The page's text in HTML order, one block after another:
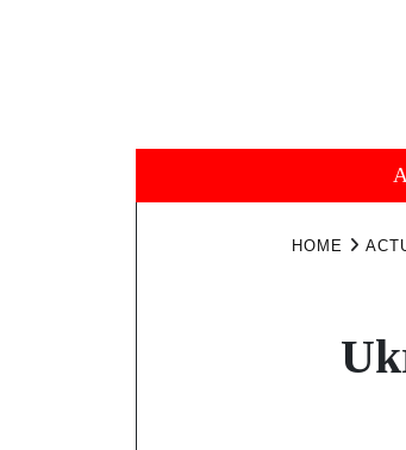
HOME